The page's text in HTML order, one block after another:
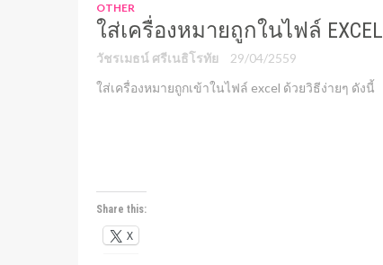
OTHER
ใส่เครื่องหมายถูกในไฟล์ EXCEL
วัชรเมธน์ ศรีเนธิโรทัย
29/04/2559
ใส่เครื่องหมายถูกเข้าในไฟล์ excel ด้วยวิธีง่ายๆ ดังนี้
Share this:
X